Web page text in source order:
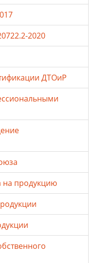
2020
ДТОиР
на продукцию